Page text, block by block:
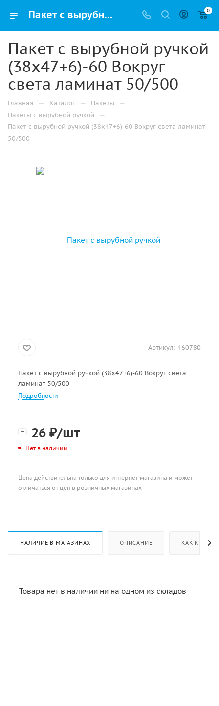
Пакет с вырубной ручкой (38х47+6)-60 Вокруг света ламинат 50/500 купить в Санкт-Петербурге с доставкой оптом и в розницу 0
Пакет с вырубной ручкой
(38х47+6)-60 Вокруг
света ламинат 50/500
Главная — Каталог — Пакеты —
Пакеты с вырубной ручкой —
Пакет с вырубной ручкой (38х47+6)-60 Вокруг света ламинат
50/500
Артикул: 460780
Пакет с вырубной ручкой (38х47+6)-60 Вокруг света
ламинат 50/500
Подробности
26 ₽/шт
Нет в наличии
Цена действительна только для интернет-магазина и может
отличаться от цен в розничных магазинах
НАЛИЧИЕ В МАГАЗИНАХ ОПИСАНИЕ КАК КУПИТЬ
Товара нет в наличии ни на одном из складов